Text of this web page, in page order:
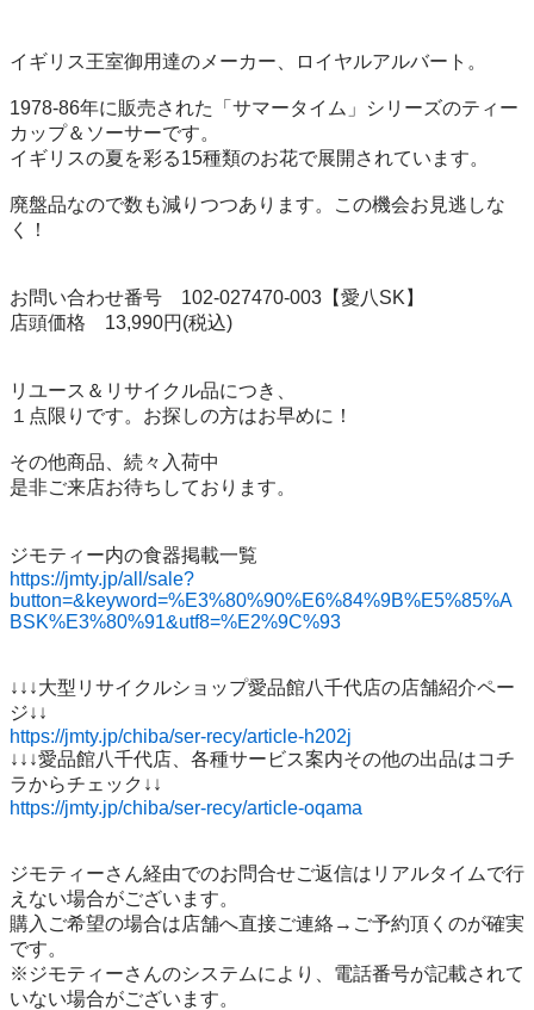
イギリス王室御用達のメーカー、ロイヤルアルバート。
1978-86年に販売された「サマータイム」シリーズのティー
カップ＆ソーサーです。
イギリスの夏を彩る15種類のお花で展開されています。
廃盤品なので数も減りつつあります。この機会お見逃しな
く！
お問い合わせ番号　102-027470-003【愛八SK】
店頭価格　13,990円(税込)
リユース＆リサイクル品につき、
１点限りです。お探しの方はお早めに！
その他商品、続々入荷中
是非ご来店お待ちしております。
https://jmty.jp/all/sale?
button=&keyword=%E3%80%90%E6%84%9B%E5%85%A
BSK%E3%80%91&utf8=%E2%9C%93
↓↓↓大型リサイクルショップ愛品館八千代店の店舗紹介ペー
https://jmty.jp/chiba/ser-recy/article-h202j
↓↓↓愛品館八千代店、各種サービス案内その他の出品はコチ
https://jmty.jp/chiba/ser-recy/article-oqama
ジモティーさん経由でのお問合せご返信はリアルタイムで行
えない場合がございます。
購入ご希望の場合は店舗へ直接ご連絡→ご予約頂くのが確実
です。
※ジモティーさんのシステムにより、電話番号が記載されて
いない場合がございます。